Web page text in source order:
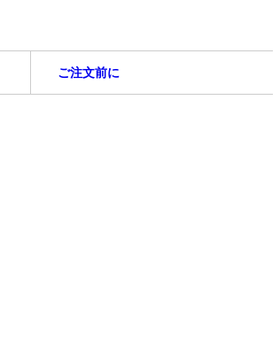
ご注文前に